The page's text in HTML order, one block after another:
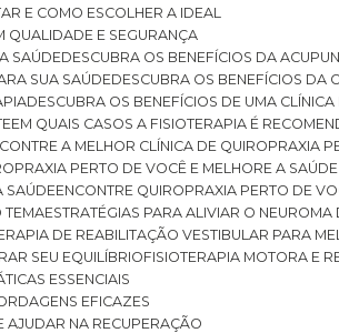
E COMO ESCOLHER A IDEAL
QUALIDADE E SEGURANÇA
SAÚDE
DESCUBRA OS BENEFÍCIOS DA
SUA SAÚDE
DESCUBRA OS BENEFÍCIOS DA
DESCUBRA OS BENEFÍCIOS DE UMA
EM QUAIS CASOS A FISIOTERAPIA É
A MELHOR CLÍNICA DE QUIROPRAXIA
PERTO DE VOCÊ E MELHORE A SAÚDE
SAÚDE
ENCONTRE QUIROPRAXIA PERTO DE
TEMA
ESTRATÉGIAS PARA ALIVIAR O
DE REABILITAÇÃO VESTIBULAR PARA
SEU EQUILÍBRIO
FISIOTERAPIA MOTORA E
ESSENCIAIS
EFICAZES
AJUDAR NA RECUPERAÇÃO